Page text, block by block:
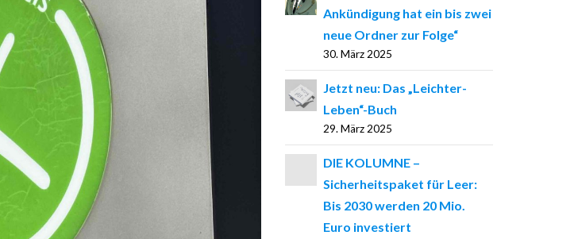
Ankündigung hat ein bis zwei
neue Ordner zur Folge“
30. März 2025
Jetzt neu: Das „Leichter-
Leben“-Buch
29. März 2025
DIE KOLUMNE –
Sicherheitspaket für Leer:
Bis 2030 werden 20 Mio.
Euro investiert